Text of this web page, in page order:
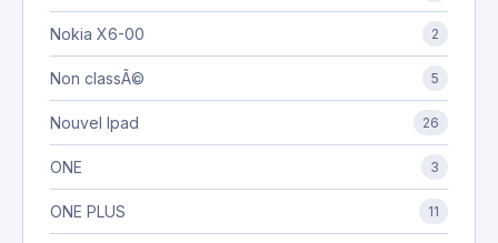
Nokia X6-00 2
Non classÃ© 5
Nouvel Ipad 26
ONE 3
ONE PLUS 11